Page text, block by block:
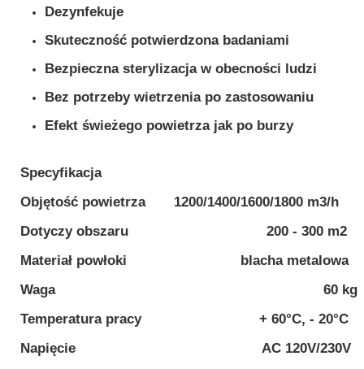
MEBLE WIĘZIENNE-cs
OBUDOWA OCHRONNA TV
OSŁONA GRZEJNIKA
Dezynfekuje
Skuteczność potwierdzona badaniami
Bezpieczna sterylizacja w obecności ludzi
Bez potrzeby wietrzenia po zastosowaniu
Efekt świeżego powietrza jak po burzy
Specyfikacja
Objętość powietrza 1200/1400/1600/1800 m3/h
Dotyczy obszaru 200 - 300 m2
Materiał powłoki blacha metalowa
Waga 60 kg
Temperatura pracy + 60°C, - 20°C
Napięcie AC 120V/230V